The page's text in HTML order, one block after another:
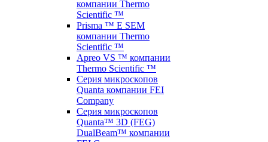
компании Thermo
Scientific ™
Prisma ™ E SEM
компании Thermo
Scientific ™
Apreo VS ™ компании
Thermo Scientific ™
Серия микроскопов
Quanta компании FEI
Company
Серия микроскопов
Quanta™ 3D (FEG)
DualBeam™ компании